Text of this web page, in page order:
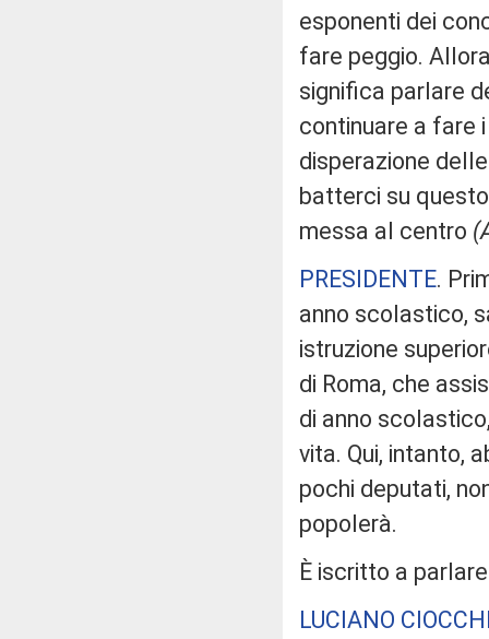
esponenti dei
fare peggio.
significa parlare
continuare a fare
disperazione
batterci su
messa al centro
PRESIDENTE.
anno scolastico,
istruzione
di Roma, che
di anno
vita. Qui, intanto,
pochi deputati,
popolerà.
È iscritto a
LUCIANO